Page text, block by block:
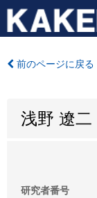
前のページに戻る
浅野 遼二
研究者番号